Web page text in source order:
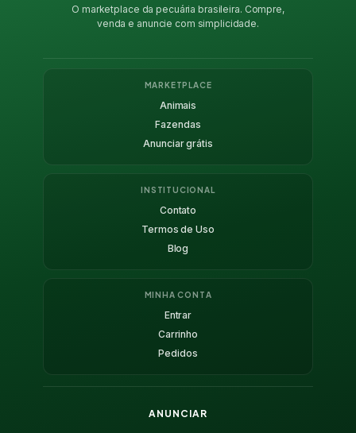
O marketplace da pecuária brasileira. Compre,
venda e anuncie com simplicidade.
MARKETPLACE
Animais
Fazendas
Anunciar grátis
INSTITUCIONAL
Contato
Termos de Uso
Blog
MINHA CONTA
Entrar
Carrinho
Pedidos
ANUNCIAR